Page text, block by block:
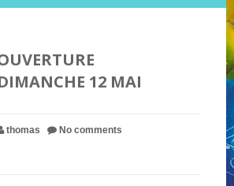
?
12 MAI
thomas No comments